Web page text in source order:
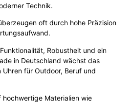
Technik.
oft durch hohe Präzision
Robustheit und ein
in Deutschland wächst das
für Outdoor, Beruf und
hochwertige Materialien wie